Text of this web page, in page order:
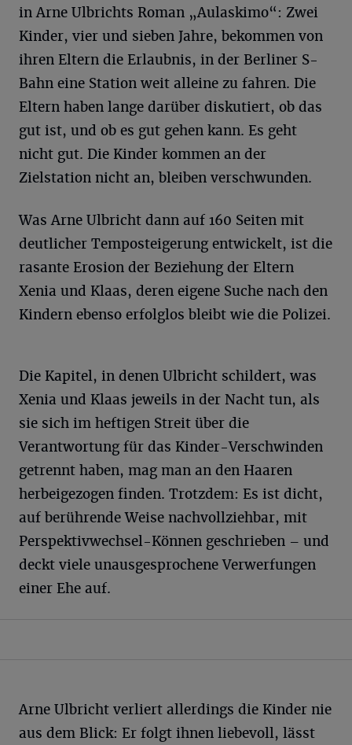
in Arne Ulbrichts Roman „Aulaskimo“: Zwei
Kinder, vier und sieben Jahre, bekommen von
ihren Eltern die Erlaubnis, in der Berliner S-
Bahn eine Station weit alleine zu fahren. Die
Eltern haben lange darüber diskutiert, ob das
gut ist, und ob es gut gehen kann. Es geht
nicht gut. Die Kinder kommen an der
Zielstation nicht an, bleiben verschwunden.
Was Arne Ulbricht dann auf 160 Seiten mit
deutlicher Temposteigerung entwickelt, ist die
rasante Erosion der Beziehung der Eltern
Xenia und Klaas, deren eigene Suche nach den
Kindern ebenso erfolglos bleibt wie die Polizei.
Die Kapitel, in denen Ulbricht schildert, was
Xenia und Klaas jeweils in der Nacht tun, als
sie sich im heftigen Streit über die
Verantwortung für das Kinder-Verschwinden
getrennt haben, mag man an den Haaren
herbeigezogen finden. Trotzdem: Es ist dicht,
auf berührende Weise nachvollziehbar, mit
Perspektivwechsel-Können geschrieben – und
deckt viele unausgesprochene Verwerfungen
einer Ehe auf.
Arne Ulbricht verliert allerdings die Kinder nie
aus dem Blick: Er folgt ihnen liebevoll, lässt